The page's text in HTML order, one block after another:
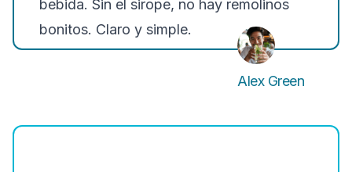
bebida. Sin el sirope, no hay remolinos
bonitos. Claro y simple.
Alex Green